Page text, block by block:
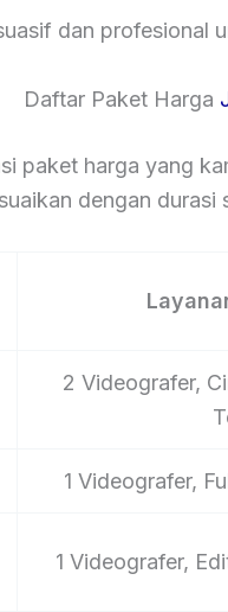
dan profesional
Daftar Paket Harga
paket harga yang
dengan durasi
2 Videografer,
1 Videografer,
1 Videografer,